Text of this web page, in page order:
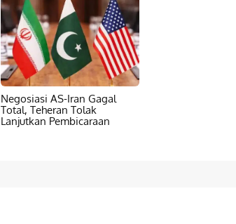
Negosiasi AS-Iran Gagal
Total, Teheran Tolak
Lanjutkan Pembicaraan